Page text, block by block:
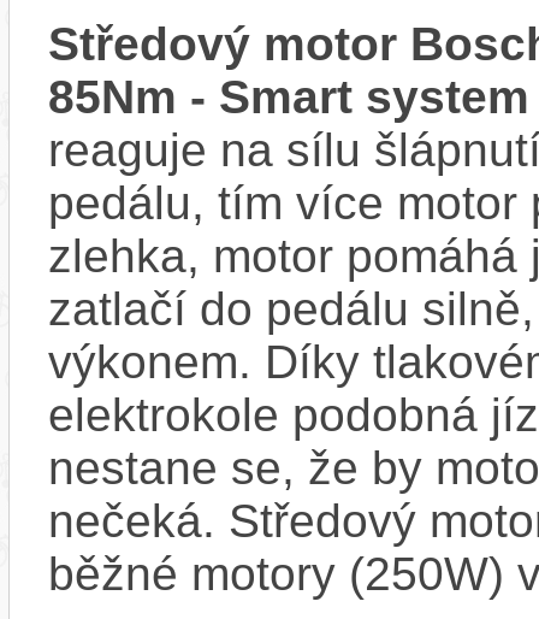
Středový motor
85Nm - Smart system
reaguje na sílu
pedálu, tím více motor
zlehka, motor
zatlačí do pedálu
výkonem. Díky
elektrokole podobná
nestane se, že by
nečeká. Středový
běžné motory (250W)